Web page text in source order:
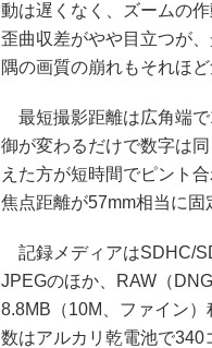
動は遅くなく、ズームの
歪曲収差がやや目立つが
隅の画質の崩れもそれほど
最短撮影距離は広角端で
御が変わるだけで数字は
えた方が短時間でピント
焦点距離が57mm相当に固
記録メディアはSDHC/
JPEGのほか、RAW（
8.8MB（10M、ファイン
数はアルカリ乾電池で340